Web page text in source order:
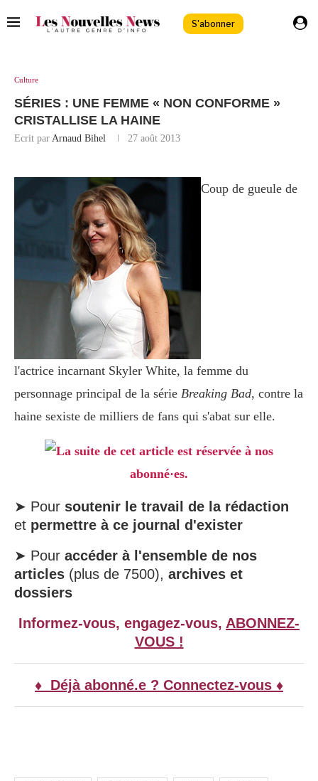
S'abonner
Culture
SÉRIES : UNE FEMME « NON CONFORME »
CRISTALLISE LA HAINE
Ecrit par Arnaud Bihel 27 août 2013
Coup de gueule de
l'actrice incarnant Skyler White, la femme du
personnage principal de la série Breaking Bad, contre la
haine sexiste de milliers de fans qui s'abat sur elle.
La suite de cet article est réservée à nos
abonné·es.
➤ Pour soutenir le travail de la rédaction
et permettre à ce journal d'exister
➤ Pour accéder à l'ensemble de nos
articles (plus de 7500), archives et
dossiers
Informez-vous, engagez-vous, ABONNEZ-
VOUS !
♦ Déjà abonné.e ? Connectez-vous ♦